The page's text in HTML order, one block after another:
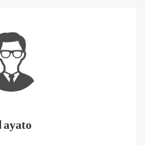
ayato